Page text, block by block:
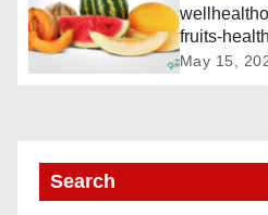
n
fruits-
May 15,
Search